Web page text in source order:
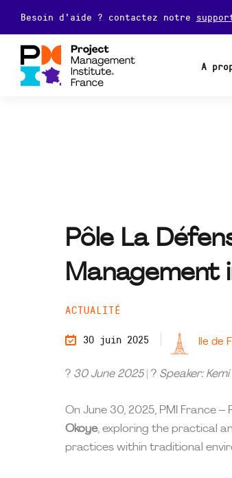
Besoin d'aide ? contactez notre
A
Pôle La
Management
ACTUALITÉ
30 juin 2025 Ile de
? 30 June 2025| ? Speaker:
On June 30, 2025, PMI France
Okoye, exploring the practical
practices within traditional